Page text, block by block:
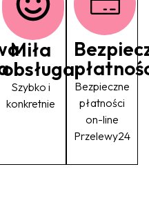
Miła
obsługa
Szybko i
konkretnie
Bezpieczne
płatności
on-line
Przelewy24